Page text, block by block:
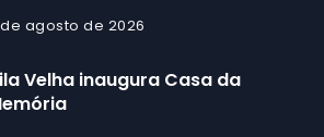
agosto de 2026
Velha inaugura Casa da